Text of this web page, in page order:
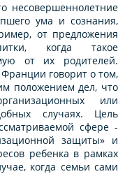
несовершеннолетние
ума и сознания,
от предложения
когда такое
от их родителей.
говорит о том,
положением дел, что
или
случаях. Цель
сфере -
защиты» и
ребенка в рамках
когда семьи сами